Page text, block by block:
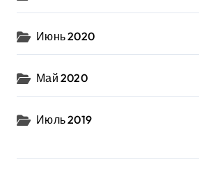
Июнь 2020
Май 2020
Июль 2019